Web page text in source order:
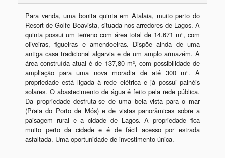
Para venda, uma bonita quinta em Atalaia, muito perto do
Resort de Golfe Boavista, situada nos arredores de Lagos. A
quinta possui um terreno com área total de 14.671 m², com
oliveiras, figueiras e amendoeiras. Dispõe ainda de uma
antiga casa tradicional algarvia e de um amplo armazém. A
área construída atual é de 137,80 m², com possibilidade de
ampliação para uma nova moradia de até 300 m². A
propriedade está ligada à rede elétrica e já possui painéis
solares. O abastecimento de água é feito pela rede pública.
Da propriedade desfruta-se de uma bela vista para o mar
(Praia do Porto de Mós) e de vistas panorâmicas sobre a
paisagem rural e a cidade de Lagos. A propriedade fica
muito perto da cidade e é de fácil acesso por estrada
asfaltada. Uma oportunidade de investimento única.